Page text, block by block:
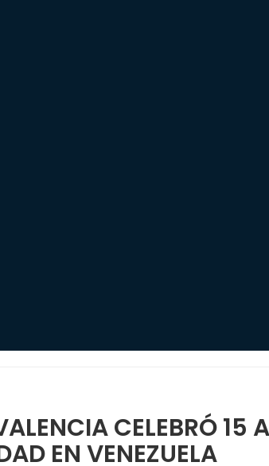
CELEBRÓ
EN VENEZUELA